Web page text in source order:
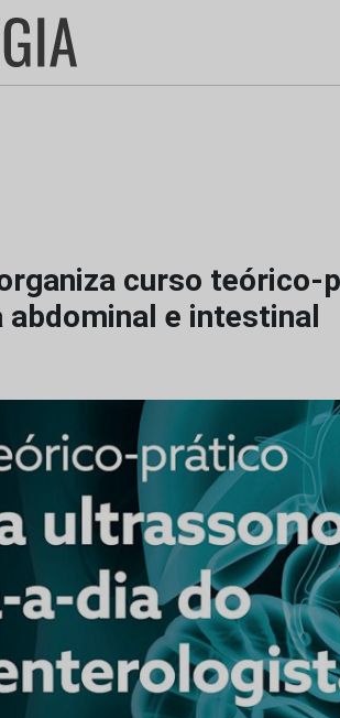
curso teórico-
abdominal e intestinal